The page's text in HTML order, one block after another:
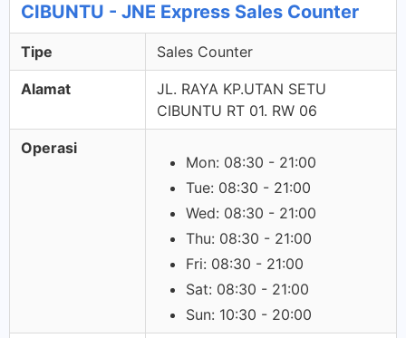
CIBUNTU - JNE Express Sales Counter
Tipe Sales Counter
Alamat
JL. RAYA KP.UTAN SETU
CIBUNTU RT 01. RW 06
Operasi
Mon: 08:30 - 21:00
Tue: 08:30 - 21:00
Wed: 08:30 - 21:00
Thu: 08:30 - 21:00
Fri: 08:30 - 21:00
Sat: 08:30 - 21:00
Sun: 10:30 - 20:00